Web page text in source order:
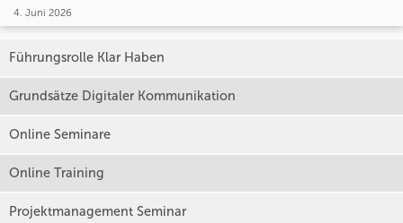
4. Juni 2026
Führungsrolle Klar Haben
Grundsätze Digitaler Kommunikation
Online Seminare
Online Training
Projektmanagement Seminar